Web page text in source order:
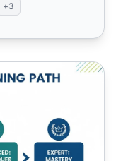
+3
para